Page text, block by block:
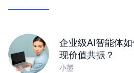
企业级AI智能体
现价值共振？
小墨